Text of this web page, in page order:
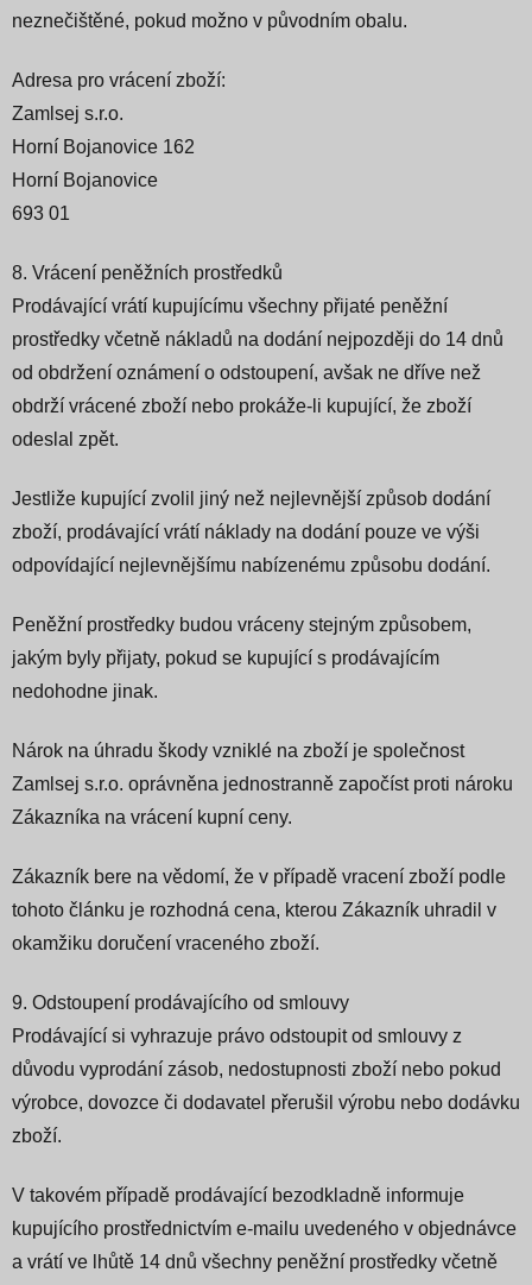
neznečištěné, pokud možno v původním obalu.
Adresa pro vrácení zboží:
Zamlsej s.r.o.
Horní Bojanovice 162
Horní Bojanovice
693 01
8. Vrácení peněžních prostředků
Prodávající vrátí kupujícímu všechny přijaté peněžní
prostředky včetně nákladů na dodání nejpozději do 14 dnů
od obdržení oznámení o odstoupení, avšak ne dříve než
obdrží vrácené zboží nebo prokáže-li kupující, že zboží
odeslal zpět.
Jestliže kupující zvolil jiný než nejlevnější způsob dodání
zboží, prodávající vrátí náklady na dodání pouze ve výši
odpovídající nejlevnějšímu nabízenému způsobu dodání.
Peněžní prostředky budou vráceny stejným způsobem,
jakým byly přijaty, pokud se kupující s prodávajícím
nedohodne jinak.
Nárok na úhradu škody vzniklé na zboží je společnost
Zamlsej s.r.o. oprávněna jednostranně započíst proti nároku
Zákazníka na vrácení kupní ceny.
Zákazník bere na vědomí, že v případě vracení zboží podle
tohoto článku je rozhodná cena, kterou Zákazník uhradil v
okamžiku doručení vraceného zboží.
9. Odstoupení prodávajícího od smlouvy
Prodávající si vyhrazuje právo odstoupit od smlouvy z
důvodu vyprodání zásob, nedostupnosti zboží nebo pokud
výrobce, dovozce či dodavatel přerušil výrobu nebo dodávku
zboží.
V takovém případě prodávající bezodkladně informuje
kupujícího prostřednictvím e-mailu uvedeného v objednávce
a vrátí ve lhůtě 14 dnů všechny peněžní prostředky včetně